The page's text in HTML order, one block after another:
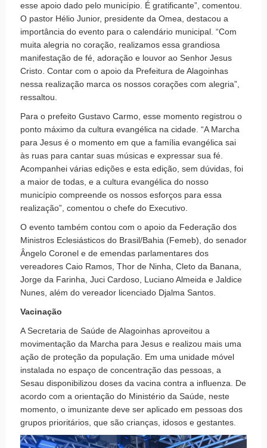
esse apoio dado pelo município. É gratificante”, comentou.
O pastor Hélio Junior, presidente da Omea, destacou a
importância do evento para o calendário municipal. “Com
muita alegria no coração, realizamos essa grandiosa
manifestação de fé, adoração e louvor ao Senhor Jesus
Cristo. Contar com o apoio da Prefeitura de Alagoinhas
nessa realização marca os nossos corações com alegria”,
ressaltou.
Para o prefeito Gustavo Carmo, esse momento registrou o
ponto máximo da cultura evangélica na cidade. “A Marcha
para Jesus é o momento em que a família evangélica sai
às ruas para cantar suas músicas e expressar sua fé.
Acompanhei várias edições e esta edição, sem dúvidas, foi
a maior de todas, e a cultura evangélica do nosso
município compreende os nossos esforços para essa
realização”, comentou o chefe do Executivo.
O evento também contou com o apoio da Federação dos
Ministros Eclesiásticos do Brasil/Bahia (Femeb), do senador
Ângelo Coronel e de emendas parlamentares dos
vereadores Caio Ramos, Thor de Ninha, Cleto da Banana,
Jorge da Farinha, Juci Cardoso, Luciano Almeida e Jaldice
Nunes, além do vereador licenciado Djalma Santos.
Vacinação
A Secretaria de Saúde de Alagoinhas aproveitou a
movimentação da Marcha para Jesus e realizou mais uma
ação de proteção da população. Em uma unidade móvel
instalada no espaço de concentração das pessoas, a
Sesau disponibilizou doses da vacina contra a influenza. De
acordo com a orientação do Ministério da Saúde, neste
momento, o imunizante deve ser aplicado em pessoas dos
grupos prioritários, que são crianças, idosos e gestantes.